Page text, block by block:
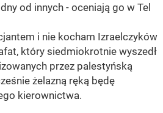
od innych - oceniają go w Tel
i nie kocham Izraelczyków
który siedmiokrotnie wyszedł
przez palestyńską
żelazną ręką będę
kierownictwa.